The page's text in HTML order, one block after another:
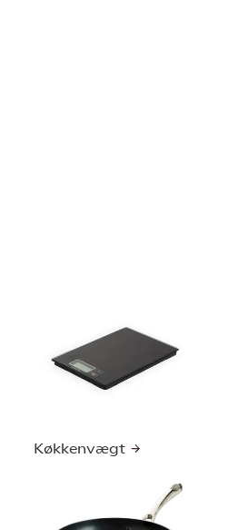
Køkkenvægt